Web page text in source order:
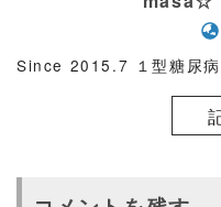
Since 2015.7 １型糖尿